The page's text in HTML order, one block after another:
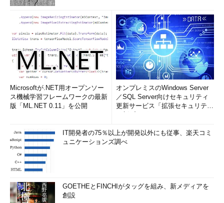
Microsoftが.NET用オープンソー
ス機械学習フレームワークの最新
版「ML.NET 0.11」を公開
オンプレミスのWindows Server
／SQL Server向けセキュリティ
更新サービス「拡張セキュリティ
IT開発者の75％以上が開発以外にも従事、楽天コミ
ュニケーションズ調べ
GOETHEとFINCHIがタッグを組み、新メディアを
創設